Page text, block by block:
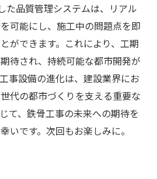
た品質管理システムは、リアル
可能にし、施工中の問題点を即
ができます。これにより、工期
待され、持続可能な都市開発が
事設備の進化は、建設業界にお
代の都市づくりを支える重要な
て、鉄骨工事の未来への期待を
いです。次回もお楽しみに。